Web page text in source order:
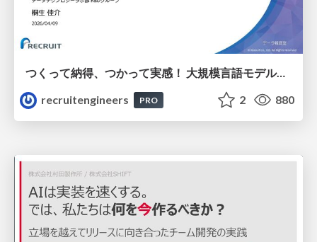
つくって納得、つかって実感！ 大規模言語モデルことはじめ ver2.0
recruitengineers
PRO 2 880